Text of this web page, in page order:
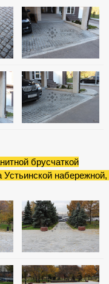
брусчаткой
набережной,